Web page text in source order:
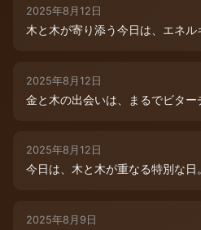
2025年8月12日
木と木が寄り添う今日は、エネ
2025年8月12日
金と木の出会いは、まるでビタ
2025年8月12日
今日は、木と木が重なる特別な
2025年8月9日